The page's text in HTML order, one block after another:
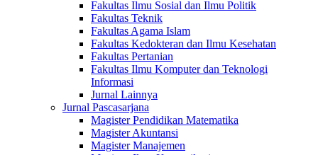
Fakultas Ilmu Sosial dan Ilmu Politik
Fakultas Teknik
Fakultas Agama Islam
Fakultas Kedokteran dan Ilmu Kesehatan
Fakultas Pertanian
Fakultas Ilmu Komputer dan Teknologi
Informasi
Jurnal Lainnya
Jurnal Pascasarjana
Magister Pendidikan Matematika
Magister Akuntansi
Magister Manajemen